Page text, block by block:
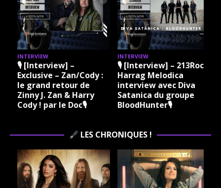
INTERVIEW
🎙 [Interview] –
Exclusive – Zan/Cody :
le grand retour de
Zinny J. Zan & Harry
Cody ! par le Doc🎙
INTERVIEW
🎙 [Interview] – 213Rock
Harrag Melodica
interview avec Diva
Satanica du groupe
BloodHunter🎙
LES CHRONIQUES !